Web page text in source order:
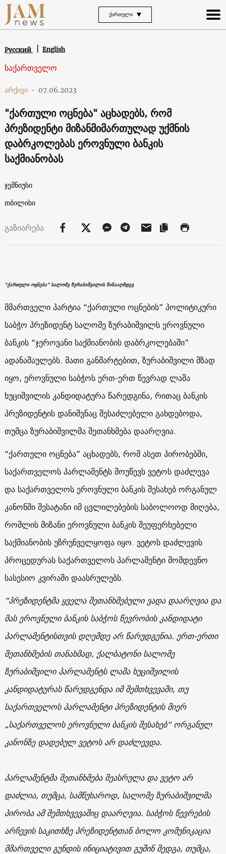
ᲥᲐᲠᲗᲣᲚᲘ
Русский English
საქართველო
არქივი - 07.06.2023
"ქართული ოცნება" აცხადებს, რომ
პრეზიდენტი მიზანმიმართულად უქმნის
დაბრკოლებას ეროვნული ბანკის
საქმიანობას
ჯემნიუსი
თბილისი
გაზიარება
“ქართული ოცნება” სალომე ზურაბიშვილის წინააღმდეგ
მმართველი პარტია “ქართული ოცნების” პოლიტიკური
საბჭო პრეზიდენტ სალომე ზურაბიშვილს ეროვნული
ბანკის “ჯეროვანი საქმიანობის დაბრკოლებაში”
ადანაშაულებს. მათი განმარტებით, ზურაბიშვილი მზად
იყო, ეროვნული საბჭოს ერთ-ერთ წევრად ლაშა
ხუციშვილის კანდიდატურა წარედგინა, რითაც ბანკის
პრეზიდენტის დანიშვნაც შესაძლებელი გახდებოდა,
თუმცა ზურაბიშვილმა შეთანხმება დაარღვია.
“ქართული ოცნება” აცხადებს, რომ ასეთ პირობებში,
საქართველოს პარლამენტს მოუწევს ვეტოს დაძლევა
და საქართველოს ეროვნული ბანკის შესახებ ორგანულ
კანონში შესატანი იმ ცვლილებების საბოლოოდ მიღება,
რომლის მიზანი ეროვნული ბანკის შეუფერხებელი
საქმიანობის უზრუნველყოფა იყო. ვეტოს დაძლევის
პროცედურას საქართველოს პარლამენტი მომდევნო
სასესიო კვირაში დაასრულებს.
“პრეზიდენტმა ყველა შეთანხმებული ვადა დაარღვია და
მას ეროვნული ბანკის საბჭოს წევრობის კანდიდატი
პარლამენტისთვის დღემდე არ წარუდგენია. ერთ-ერთი
შეთანხმების თანახმად, ქალბატონი სალომე
ზურაბიშვილი პარლამენტს ლაშა ხუციშვილის
კანდიდატურას წარუდგენდა იმ შემთხვევაში, თუ
საქართველოს პარლამენტი პრეზიდენტის მიერ
„საქართველოს ეროვნული ბანკის შესახებ“ ორგანულ
კანონზე დადებულ ვეტოს არ დაძლევდა.
პარლამენტმა შეთანხმება შეასრულა და ვეტო არ
დაძლია, თუმცა, სამწუხაროდ, სალომე ზურაბიშვილმა
პირობა ამ შემთხვევაშიც დაარღვია. საბჭოს წევრების
არჩევის საკითხზე პრეზიდენტთან ბოლო კომუნიკაცია
მმართველი გუნდის ინიციატივით გუშინ შედგა, თუმცა,